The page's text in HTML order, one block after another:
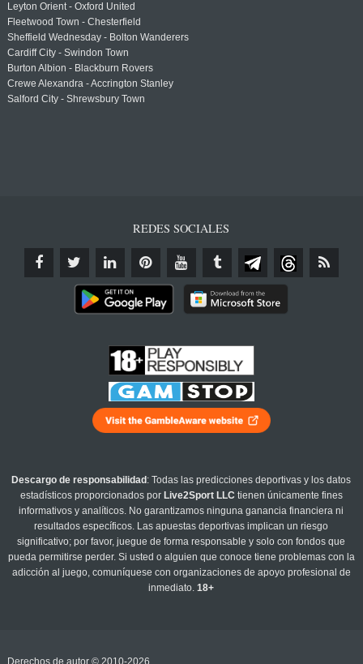
Leyton Orient - Oxford United
Fleetwood Town - Chesterfield
Sheffield Wednesday - Bolton Wanderers
Cardiff City - Swindon Town
Burton Albion - Blackburn Rovers
Crewe Alexandra - Accrington Stanley
Salford City - Shrewsbury Town
REDES SOCIALES
Descargo de responsabilidad : Todas las predicciones deportivas y los datos
estadísticos proporcionados por Live2Sport LLC tienen únicamente fines
informativos y analíticos. No garantizamos ninguna ganancia financiera ni
resultados específicos. Las apuestas deportivas implican un riesgo
significativo; por favor, juegue de forma responsable y solo con fondos que
pueda permitirse perder. Si usted o alguien que conoce tiene problemas con la
adicción al juego, comuníquese con organizaciones de apoyo profesional de
inmediato.18+